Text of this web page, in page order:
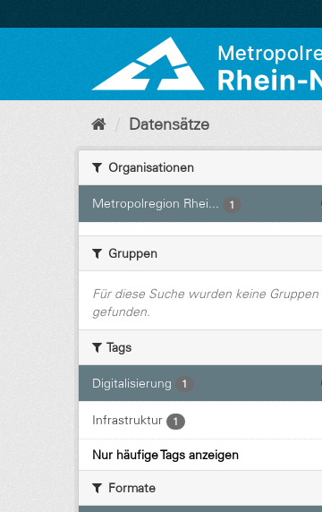
zum
Datensätze
Organisationen
Metropolregion Rhei... 1
Gruppen
Für diese Suche wurden keine Gruppen
gefunden.
Tags
Digitalisierung 1
Infrastruktur 1
Nur häufige Tags anzeigen
Formate